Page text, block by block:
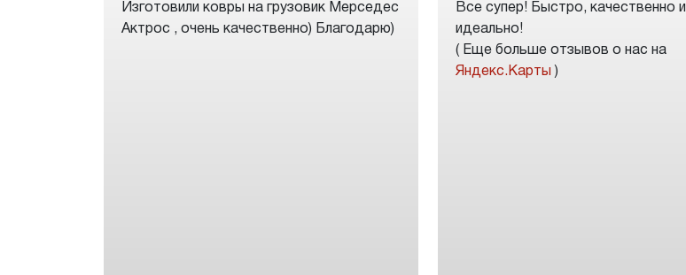
Изготовили ковры на грузовик Мерседес
Актрос , очень качественно) Благодарю)
Все супер! Быстро, качественно и
идеально!
( Еще больше отзывов о нас на
Яндекс.Карты )